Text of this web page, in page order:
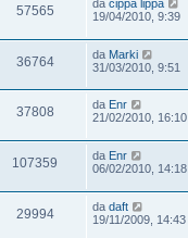
57565 da cippa lippa
19/04/2010, 9:39
36764 da Marki
31/03/2010, 9:51
37808 da Enr
21/02/2010, 16:10
107359 da Enr
06/02/2010, 14:18
29994 da daft
19/11/2009, 14:43